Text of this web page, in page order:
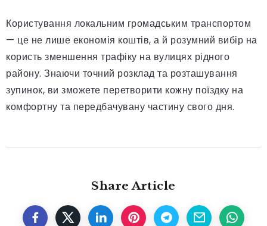
Користування локальним громадським транспортом
— це не лише економія коштів, а й розумний вибір на
користь зменшення трафіку на вулицях рідного
району. Знаючи точний розклад та розташування
зупинок, ви зможете перетворити кожну поїздку на
комфортну та передбачувану частину свого дня.
Share Article